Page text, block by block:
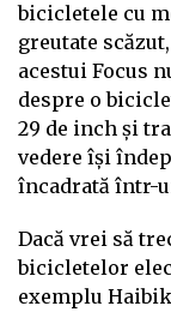
bicicletele cu
greutate
acestui Focus
despre o
29 de inch și
vedere își
încadrată într-
Dacă vrei să
bicicletelor
exemplu